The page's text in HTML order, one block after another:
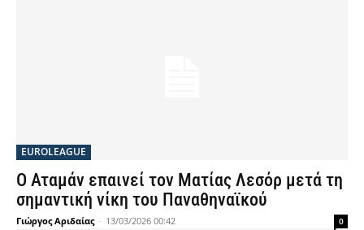
EUROLEAGUE
Ο Αταμάν επαινεί τον Ματίας Λεσόρ μετά τη
σημαντική νίκη του Παναθηναϊκού
Γιώργος Αριδαίας - 13/03/2026 00:42 0